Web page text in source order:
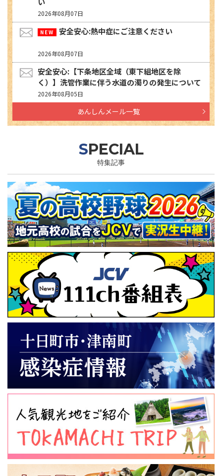
2026年08月07日
安全安心:熱中症にご注意ください
2026年08月07日
安全安心:【下条地区全域（東下組地区を除
く）】洗管作業に伴う水道の濁りの発生について
2026年08月05日
あんしんメール一覧
SPECIAL
特集記事